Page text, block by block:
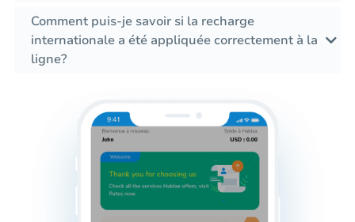
Comment puis-je savoir si la recharge
internationale a été appliquée correctement à la
ligne?